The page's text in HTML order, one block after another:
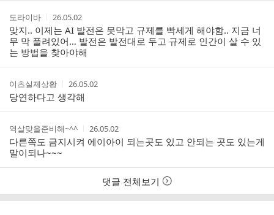
작
성
자
도라이바
작
성
시
간
26.05.02
맞지.. 이제는 AI 발전은 못막고 규제를 빡세게 해야함.. 지금 너
무 막 풀려있어… 발전은 발전대로 두고 규제로 인간이 살 수 있
는 방법을 찾아야해
작
성
자
이츠실제상황
작
성
시
간
26.05.02
당연하다고 생각해
작
성
자
역살맞을준비해~^^
작
성
시
26.05.02
다른쪽도 금지시켜 에이아이 되는곳도 있고 안되는 곳도 있는게
말이되나~~~
댓글 전체보기